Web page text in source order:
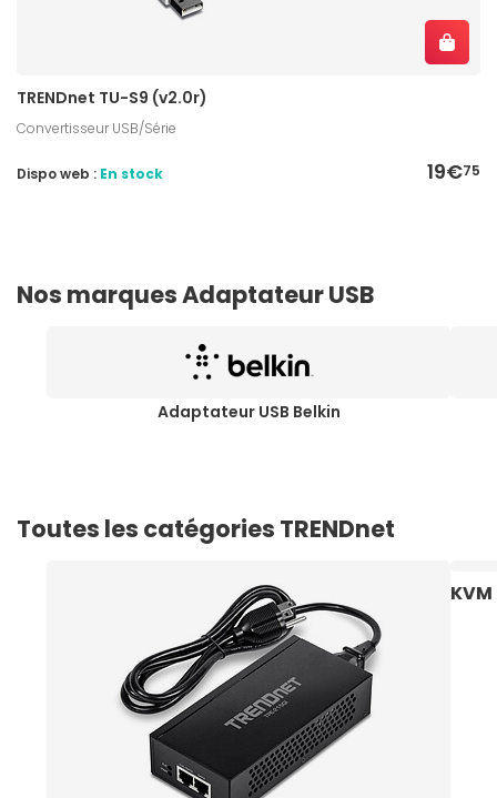
TRENDnet TU-S9 (v2.0r)
Convertisseur USB/Série
19€75
Dispo web : En stock
Nos marques Adaptateur USB
Adaptateur USB Belkin
Toutes les catégories TRENDnet